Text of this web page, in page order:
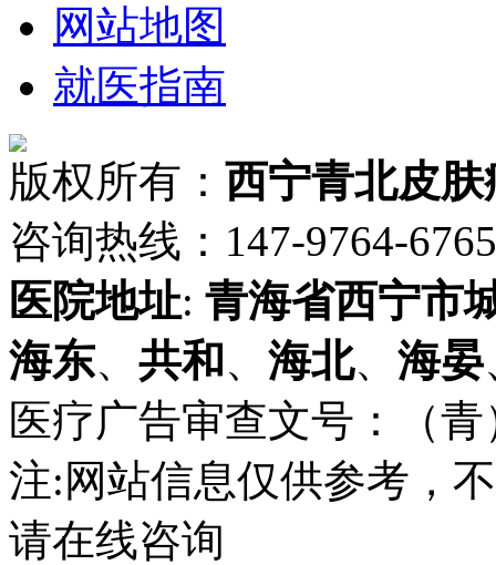
网站地图
就医指南
版权所有： 西宁青北皮肤
咨询热线：147-9764-
医院地址: 青海省西宁市
海东、 共和 、 海北、 海晏
医疗广告审查文号：（
注:网站信息仅供参考，
请在线咨询